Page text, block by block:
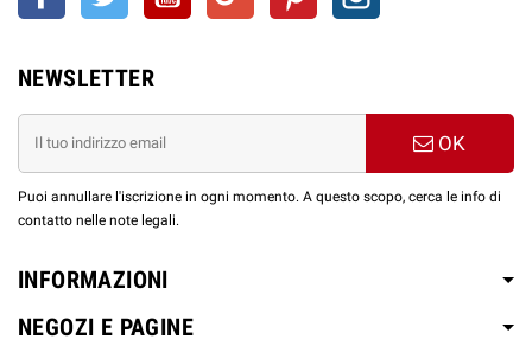
NEWSLETTER
OK
Puoi annullare l'iscrizione in ogni momento. A questo scopo, cerca le info di
contatto nelle note legali.
INFORMAZIONI
NEGOZI E PAGINE